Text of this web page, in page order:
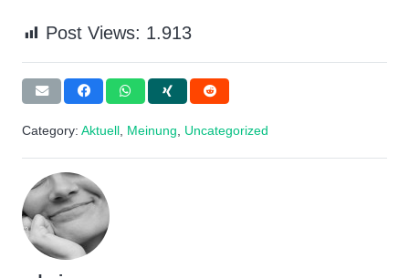
Post Views: 1.913
Category: Aktuell Meinung Uncategorized